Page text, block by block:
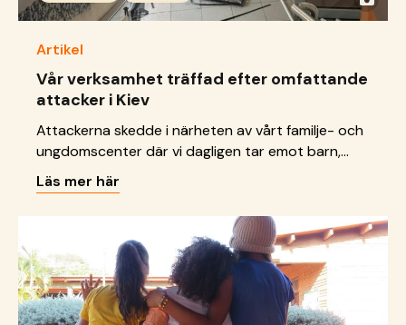
Artikel
Vår verksamhet träffad efter omfattande
attacker i Kiev
Attackerna skedde i närheten av vårt familje- och
ungdomscenter där vi dagligen tar emot barn,
unga och familjer.
Läs mer här